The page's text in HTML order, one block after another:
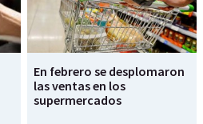
En febrero se desplomaron
las ventas en los
supermercados